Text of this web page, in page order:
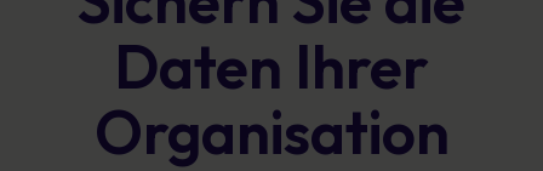
Daten Ihrer
Organisation